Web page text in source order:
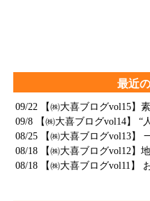
最近
09/22
【㈱大喜ブログvol15】
09/8
【㈱大喜ブログvol14】 “
08/25
【㈱大喜ブログvol13】 一生
08/18
【㈱大喜ブログvol12】
08/18
【㈱大喜ブログvol11】